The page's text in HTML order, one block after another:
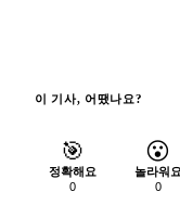
이 기사, 어땠나요?
🎯
정확해요
0
😮
놀라워요
0